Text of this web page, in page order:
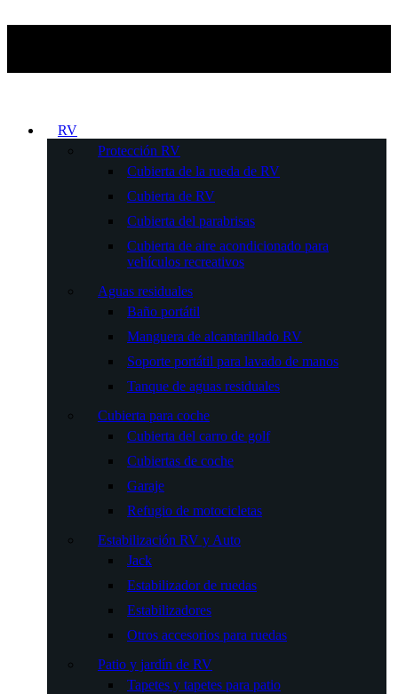
RV
Protección RV
Cubierta de la rueda de RV
Cubierta de RV
Cubierta del parabrisas
Cubierta de aire acondicionado para
vehículos recreativos
Aguas residuales
Baño portátil
Manguera de alcantarillado RV
Soporte portátil para lavado de manos
Tanque de aguas residuales
Cubierta para coche
Cubierta del carro de golf
Cubiertas de coche
Garaje
Refugio de motocicletas
Estabilización RV y Auto
Jack
Estabilizador de ruedas
Estabilizadores
Otros accesorios para ruedas
Patio y jardín de RV
Tapetes y tapetes para patio